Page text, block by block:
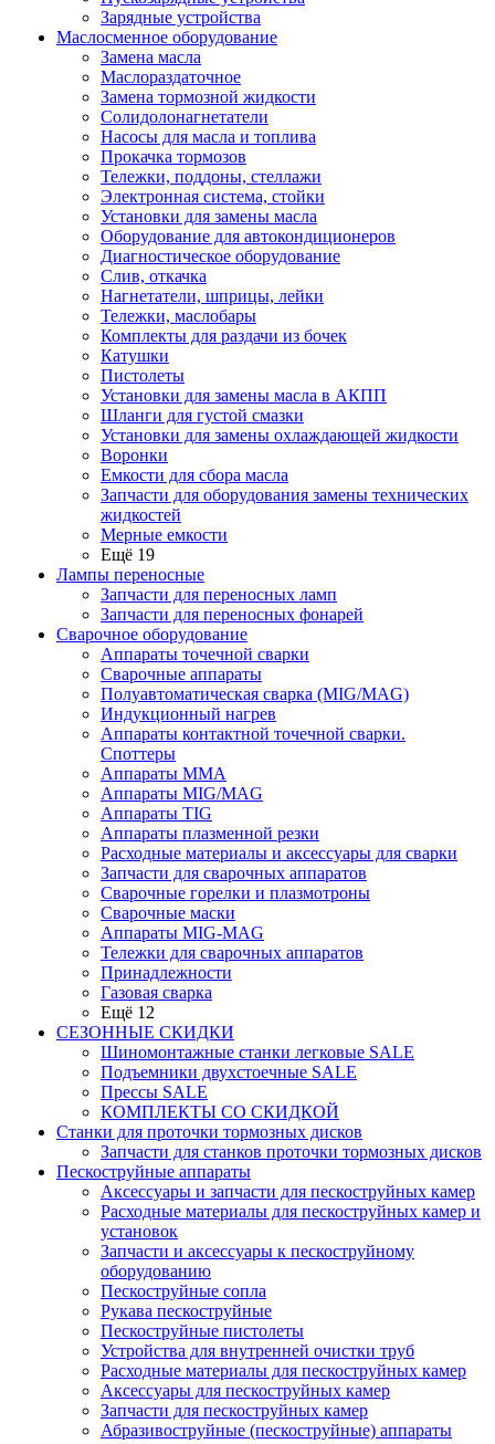
Зарядные устройства
Маслосменное оборудование
Замена масла
Маслораздаточное
Замена тормозной жидкости
Солидолонагнетатели
Насосы для масла и топлива
Прокачка тормозов
Тележки, поддоны, стеллажи
Электронная система, стойки
Установки для замены масла
Оборудование для автокондиционеров
Диагностическое оборудование
Слив, откачка
Нагнетатели, шприцы, лейки
Тележки, маслобары
Комплекты для раздачи из бочек
Катушки
Пистолеты
Установки для замены масла в АКПП
Шланги для густой смазки
Установки для замены охлаждающей жидкости
Воронки
Емкости для сбора масла
Запчасти для оборудования замены технических
жидкостей
Мерные емкости
Ещё 19
Лампы переносные
Запчасти для переносных ламп
Запчасти для переносных фонарей
Сварочное оборудование
Аппараты точечной сварки
Сварочные аппараты
Полуавтоматическая сварка (MIG/MAG)
Индукционный нагрев
Аппараты контактной точечной сварки.
Споттеры
Аппараты MMA
Аппараты MIG/MAG
Аппараты TIG
Аппараты плазменной резки
Расходные материалы и аксессуары для сварки
Запчасти для сварочных аппаратов
Сварочные горелки и плазмотроны
Сварочные маски
Аппараты MIG-MAG
Тележки для сварочных аппаратов
Принадлежности
Газовая сварка
Ещё 12
СЕЗОННЫЕ СКИДКИ
Шиномонтажные станки легковые SALE
Подъемники двухстоечные SALE
Прессы SALE
КОМПЛЕКТЫ СО СКИДКОЙ
Станки для проточки тормозных дисков
Запчасти для станков проточки тормозных дисков
Пескоструйные аппараты
Аксессуары и запчасти для пескоструйных камер
Расходные материалы для пескоструйных камер и
установок
Запчасти и аксессуары к пескоструйному
оборудованию
Пескоструйные сопла
Рукава пескоструйные
Пескоструйные пистолеты
Устройства для внутренней очистки труб
Расходные материалы для пескоструйных камер
Аксессуары для пескоструйных камер
Запчасти для пескоструйных камер
Абразивоструйные (пескоструйные) аппараты